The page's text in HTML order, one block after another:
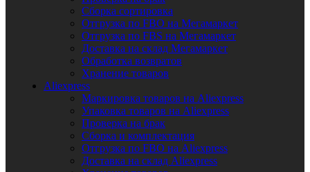
Сборка сортировка
Отгрузка по FBO на Мегамаркет
Отгрузка по FBS на Мегамаркет
Доставка на склад Мегамаркет
Обработка возвратов
Хранение товаров
Aliexpress
Маркировка товаров на Aliexpress
Упаковка товаров на Aliexpress
Проверка на брак
Сборка и комплектация
Отгрузка по FBO на Aliexpress
Доставка на склад Aliexpress